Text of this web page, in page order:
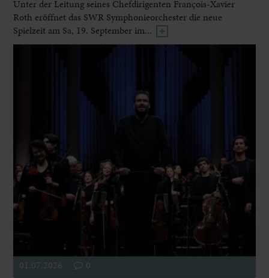
Unter der Leitung seines Chefdirigenten François-Xavier
Roth eröffnet das SWR Symphonieorchester die neue
Spielzeit am Sa, 19. September im...
01.07.2026 0